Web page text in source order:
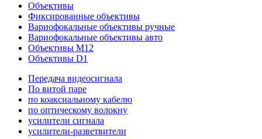
Объективы
Фиксированные объективы
Вариофокальные объективы ручные
Вариофокальные объективы авто
Объективы M12
Объективы D1
Передача видеосигнала
По витой паре
по коаксиальному кабелю
по оптическому волокну
усилители сигнала
усилители-разветвители